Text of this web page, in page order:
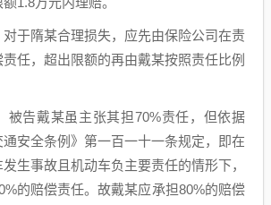
于隋某合理损失，应先由保险公司在责
任，超出限额的再由戴某按照责任比例
被告戴某虽主张其担70%责任，但依据
通安全条例》第一百一十一条规定，即在
生事故且机动车负主要责任的情形下，
的赔偿责任。故戴某应承担80%的赔偿